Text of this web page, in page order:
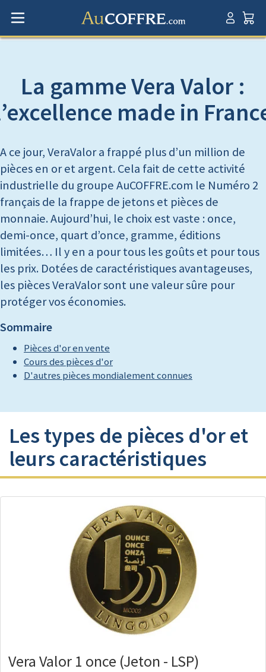
La gamme Vera Valor :
made in
A ce jour, VeraValor a frappé plus d’un million de
pièces en or et argent. Cela fait de cette activité
industrielle du groupe AuCOFFRE.com le Numéro 2
français de la frappe de jetons et pièces de
monnaie. Aujourd’hui, le choix est vaste : once,
demi-once, quart d’once, gramme, éditions
limitées… Il y en a pour tous les goûts et pour tous
les prix. Dotées de caractéristiques avantageuses,
les pièces VeraValor sont une valeur sûre pour
protéger vos économies.
Sommaire
Pièces d'or en vente
Cours des pièces d'or
D'autres pièces mondialement connues
Les types de pièces d'or et
leurs caractéristiques
Vera Valor 1 once (Jeton - LSP)